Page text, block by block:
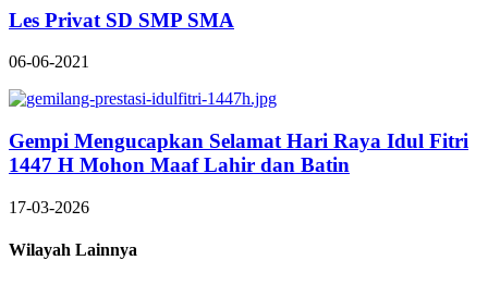
Les Privat SD SMP SMA
06-06-2021
Gempi Mengucapkan Selamat Hari Raya Idul Fitri
1447 H Mohon Maaf Lahir dan Batin
17-03-2026
Wilayah Lainnya